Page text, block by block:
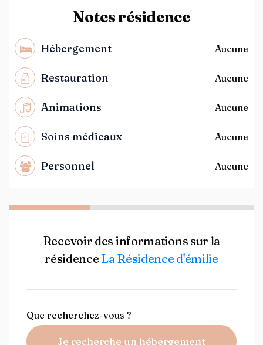
Notes résidence
Hébergement Aucune
Restauration Aucune
Animations Aucune
Soins médicaux Aucune
Personnel Aucune
Recevoir des informations sur la
résidence La Résidence d'émilie
Que recherchez-vous ?
Je recherche un hébergement